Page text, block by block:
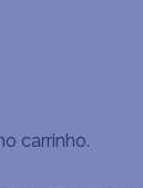
carrinho.